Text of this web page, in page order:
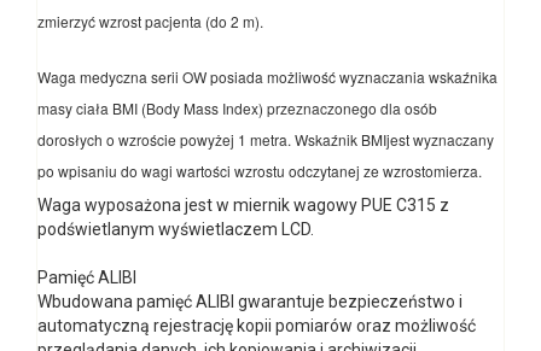
zmierzyć wzrost pacjenta (do 2 m).
Waga medyczna serii OW posiada możliwość wyznaczania wskaźnika
masy ciała BMI (Body Mass Index) przeznaczonego dla osób
dorosłych o wzroście powyżej 1 metra. Wskaźnik BMIjest wyznaczany
po wpisaniu do wagi wartości wzrostu odczytanej ze wzrostomierza.
Waga wyposażona jest w miernik wagowy PUE C315 z
podświetlanym wyświetlaczem LCD.
Pamięć ALIBI
Wbudowana pamięć ALIBI gwarantuje bezpieczeństwo i
automatyczną rejestrację kopii pomiarów oraz możliwość